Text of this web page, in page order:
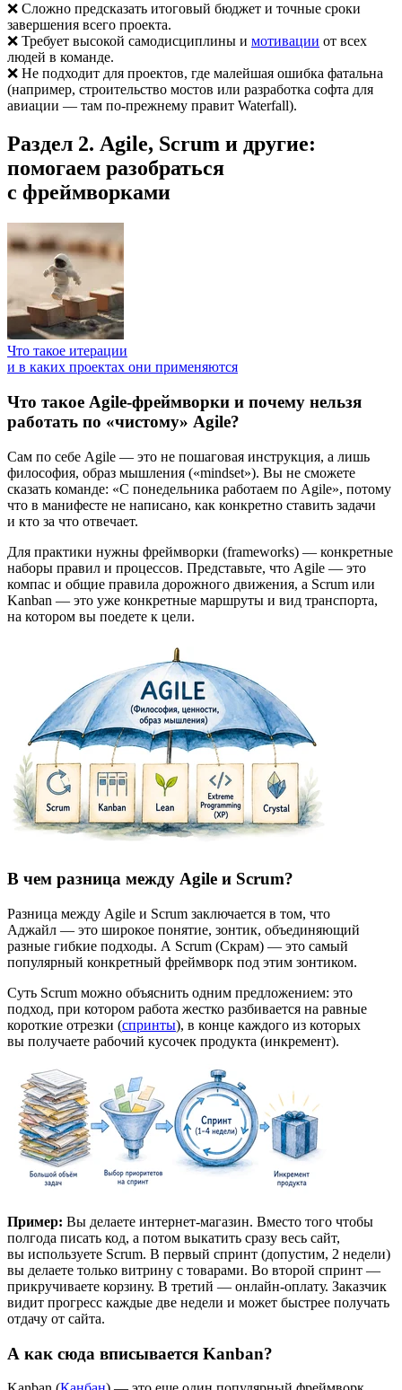
❌ Сложно предсказать итоговый бюджет и точные сроки
завершения всего проекта.
❌ Требует высокой самодисциплины и мотивации от всех
людей в команде.
❌ Не подходит для проектов, где малейшая ошибка фатальна
(например, строительство мостов или разработка софта для
авиации — там по-прежнему правит Waterfall).
Раздел 2. Agile, Scrum и другие:
помогаем разобраться
с фреймворками
Что такое итерации
и в каких проектах они применяются
Что такое Agile-фреймворки и почему нельзя
работать по «чистому» Agile?
Сам по себе Agile — это не пошаговая инструкция, а лишь
философия, образ мышления («mindset»). Вы не сможете
сказать команде: «С понедельника работаем по Agile», потому
что в манифесте не написано, как конкретно ставить задачи
и кто за что отвечает.
Для практики нужны фреймворки (frameworks) — конкретные
наборы правил и процессов. Представьте, что Agile — это
компас и общие правила дорожного движения, а Scrum или
Kanban — это уже конкретные маршруты и вид транспорта,
на котором вы поедете к цели.
В чем разница между Agile и Scrum?
Разница между Agile и Scrum заключается в том, что
Аджайл — это широкое понятие, зонтик, объединяющий
разные гибкие подходы. А Scrum (Скрам) — это самый
популярный конкретный фреймворк под этим зонтиком.
Суть Scrum можно объяснить одним предложением: это
подход, при котором работа жестко разбивается на равные
короткие отрезки (спринты), в конце каждого из которых
вы получаете рабочий кусочек продукта (инкремент).
Пример: Вы делаете интернет-магазин. Вместо того чтобы
полгода писать код, а потом выкатить сразу весь сайт,
вы используете Scrum. В первый спринт (допустим, 2 недели)
вы делаете только витрину с товарами. Во второй спринт —
прикручиваете корзину. В третий — онлайн-оплату. Заказчик
видит прогресс каждые две недели и может быстрее получать
отдачу от сайта.
А как сюда вписывается Kanban?